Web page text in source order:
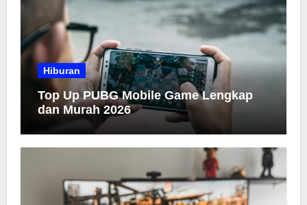
Hiburan
Top Up PUBG Mobile Game Lengkap
dan Murah 2026